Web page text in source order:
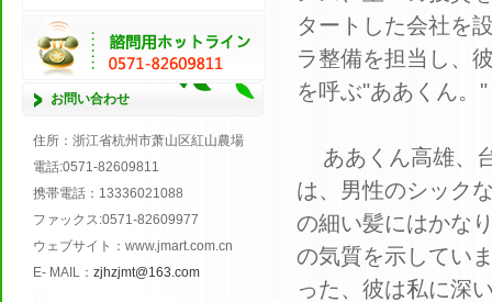
お問い合わせ
住所 ：浙江省杭州市萧山区紅山農場
電話:0571-82609811
携帯電話 ： 13336021088
ファックス:0571-82609977
ウェブサイト ： www.jmart.com.cn
E- MAIL ： zjhzjmt@163.com
タートした会社を
ラ整備を担当し、
を呼ぶ"ああくん。"
ああくん高雄、
は、男性のシック
の細い髪にはかな
の気質を示してい
った、彼は私に深